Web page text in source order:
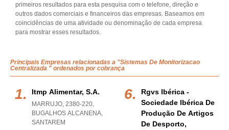
primeiros resultados para esta pesquisa com o telefone, direção e
outros dados comerciais e financeiros das empresas. Baseamos em
coincidências de uma atividade ou denominação de cada empresa
para mostrar esses resultados.
Principais Empresas relacionadas a "Sistemas De Monitorizacao
Centralizada " ordenados por cobrança
Itmp Alimentar, S.a.
MARRUJO, 2380-220,
BUGALHOS ALCANENA,
SANTAREM
Rgvs Ibérica -
Sociedade Ibérica De
Produção De Artigos
De Desporto,